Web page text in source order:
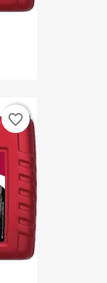
favorite_border